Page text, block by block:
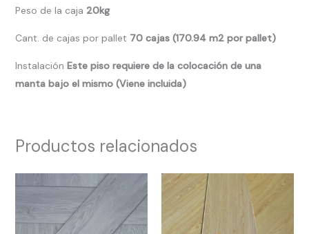
Peso de la caja 20kg
Cant. de cajas por pallet 70 cajas (170.94 m2 por pallet)
Instalación Este piso requiere de la colocación de una
manta bajo el mismo (Viene incluida)
Productos relacionados